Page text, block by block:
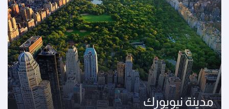
مدينة نيويورك